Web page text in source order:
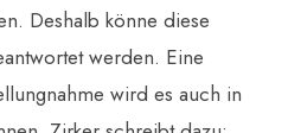
Deshalb könne diese
werden. Eine
wird es auch in